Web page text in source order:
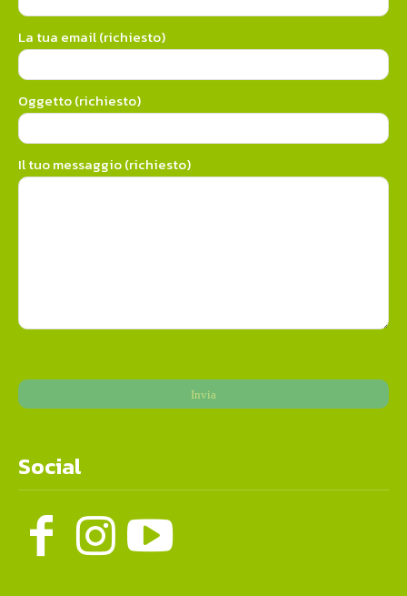
La tua email (richiesto)
Oggetto (richiesto)
Il tuo messaggio (richiesto)
Social